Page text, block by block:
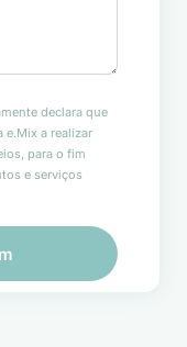
declara que
e.Mix a realizar
para o fim
e serviços